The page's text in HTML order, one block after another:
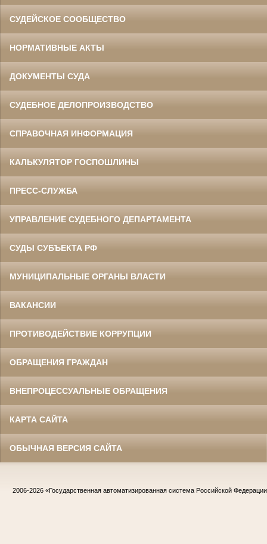
СУДЕЙСКОЕ СООБЩЕСТВО
НОРМАТИВНЫЕ АКТЫ
ДОКУМЕНТЫ СУДА
СУДЕБНОЕ ДЕЛОПРОИЗВОДСТВО
СПРАВОЧНАЯ ИНФОРМАЦИЯ
КАЛЬКУЛЯТОР ГОСПОШЛИНЫ
ПРЕСС-СЛУЖБА
УПРАВЛЕНИЕ СУДЕБНОГО ДЕПАРТАМЕНТА
СУДЫ СУБЪЕКТА РФ
МУНИЦИПАЛЬНЫЕ ОРГАНЫ ВЛАСТИ
ВАКАНСИИ
ПРОТИВОДЕЙСТВИЕ КОРРУПЦИИ
ОБРАЩЕНИЯ ГРАЖДАН
ВНЕПРОЦЕССУАЛЬНЫЕ ОБРАЩЕНИЯ
КАРТА САЙТА
ОБЫЧНАЯ ВЕРСИЯ САЙТА
2006-2026 «Государственная автоматизированная система Российской